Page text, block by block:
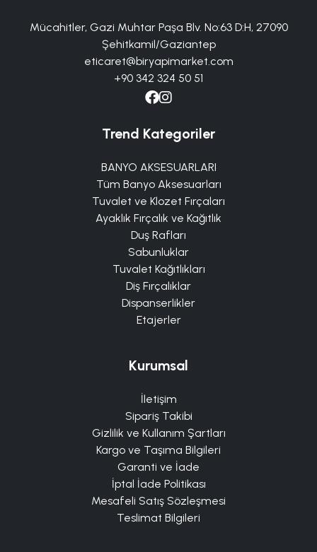
Mücahitler, Gazi Muhtar Paşa Blv. No:63 D:H, 27090
Şehitkamil/Gaziantep
eticaret@biryapimarket.com
+90 342 324 50 51
Trend Kategoriler
BANYO AKSESUARLARI
Tüm Banyo Aksesuarları
Tuvalet ve Klozet Fırçaları
Ayaklık Fırçalık ve Kağıtlık
Duş Rafları
Sabunluklar
Tuvalet Kağıtlıkları
Diş Fırçalıklar
Dispanserlikler
Etajerler
Kurumsal
İletişim
Sipariş Takibi
Gizlilik ve Kullanım Şartları
Kargo ve Taşıma Bilgileri
Garanti ve İade
İptal İade Politikası
Mesafeli Satış Sözleşmesi
Teslimat Bilgileri